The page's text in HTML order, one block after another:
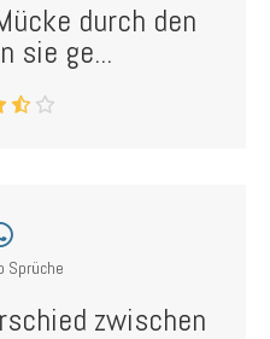
durch den
sie ge...
Sprüche
zwischen